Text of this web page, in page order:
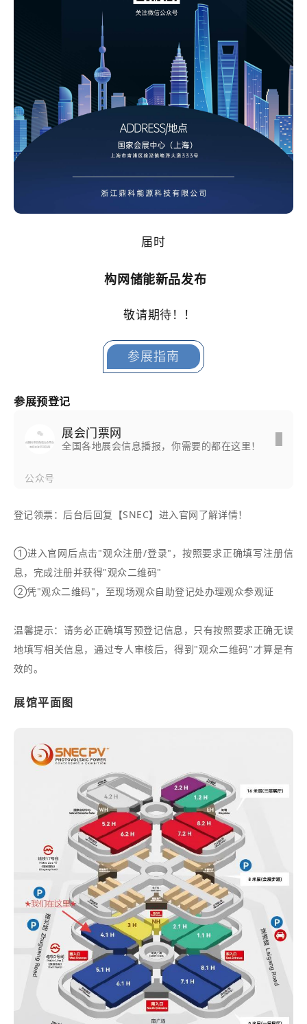
届时
构网储能新品发布
敬请期待！！
参展指南
参展预登记
展会门票网
全国各地展会信息播报，你需要的都在这里！
公众号
登记领票：后台后回复【SNEC】进入官网了解详情！
①进入官网后点击"观众注册/登录"，按照要求正确填写注册信
息，完成注册并获得"观众二维码"
②凭"观众二维码"，至现场观众自助登记处办理观众参观证
温馨提示： 请务必正确填写预登记信息，只有按照要求正确无误
地填写相关信息，通过专人审核后，得到"观众二维码"才算是有
效的。
展馆平面图